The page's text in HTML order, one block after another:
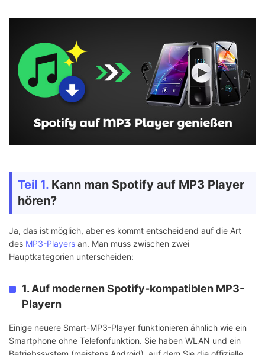
Teil 1. Kann man Spotify auf MP3 Player
hören?
Ja, das ist möglich, aber es kommt entscheidend auf die Art
des MP3-Players an. Man muss zwischen zwei
Hauptkategorien unterscheiden:
1. Auf modernen Spotify-kompatiblen MP3-
Playern
Einige neuere Smart-MP3-Player funktionieren ähnlich wie ein
Smartphone ohne Telefonfunktion. Sie haben WLAN und ein